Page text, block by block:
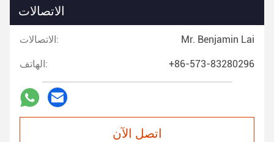
الاتصالات
الاتصالات: Mr. Benjamin Lai
الهاتف: +86-573-83280296
اتصل الآن